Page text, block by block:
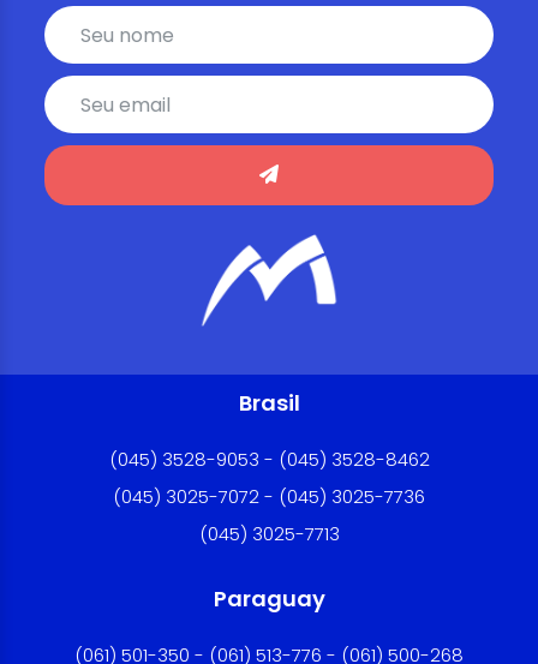
Brasil
(045) 3528-9053 - (045) 3528-8462
(045) 3025-7072 - (045) 3025-7736
(045) 3025-7713
Paraguay
(061) 501-350 - (061) 513-776 - (061) 500-268